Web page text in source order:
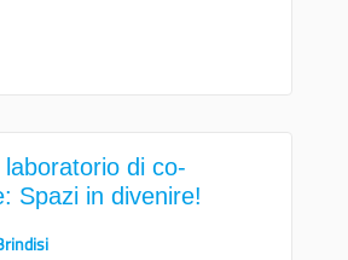
di co-
Spazi in divenire!